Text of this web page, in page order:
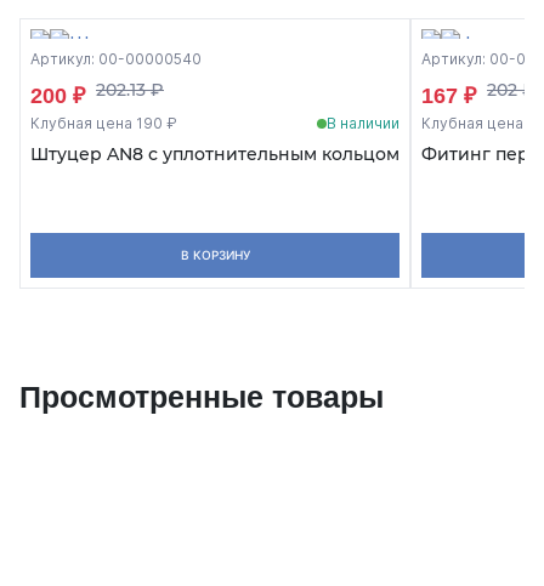
Артикул: 00-00000540
200 ₽ 202.13 ₽
Клубная цена 190 ₽ В наличии
Штуцер AN8 с уплотнительным кольцом
В КОРЗИНУ
Артикул: 00-
167 ₽ 202 ₽
Клубная цена
Фитинг
Просмотренные товары